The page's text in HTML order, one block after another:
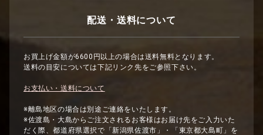
配送・送料について
お買上げ金額が6600円以上の場合は送料無料となります。
送料の目安については下記リンク先をご参照下さい。
お支払い・送料について
※離島地区の場合は別途ご連絡をいたします。
※佐渡島・大島からご注文されるお客様はお届け先をご入力いた
だく際、都道府県選択で「新潟県佐渡市」・「東京都大島町」を